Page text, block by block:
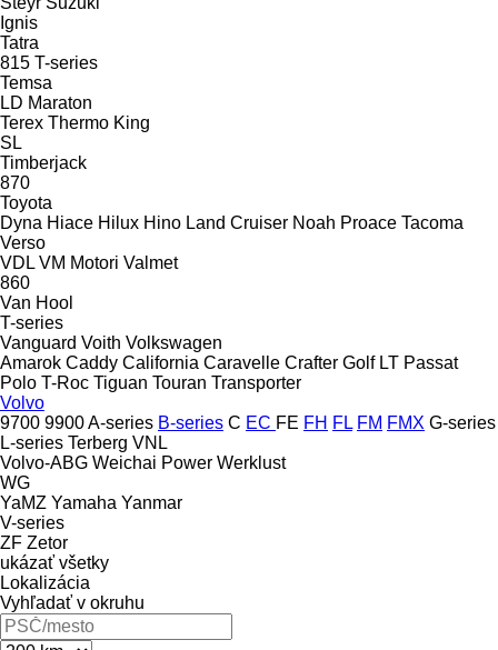
Ignis
Tatra
815 T-series
Temsa
LD Maraton
Terex Thermo King
SL
Timberjack
870
Toyota
Dyna Hiace Hilux Hino Land Cruiser Noah Proace Tacoma
Verso
VDL VM Motori Valmet
860
Van Hool
T-series
Vanguard Voith Volkswagen
Amarok Caddy California Caravelle Crafter Golf LT Passat
Polo T-Roc Tiguan Touran Transporter
Volvo
9700 9900A-series B-series C EC FE FH FL FM FMX G-series
L-series Terberg VNL
Volvo-ABG Weichai Power Werklust
WG
YaMZ Yamaha Yanmar
V-series
ZF Zetor
ukázať všetky
Lokalizácia
Vyhľadať v okruhu